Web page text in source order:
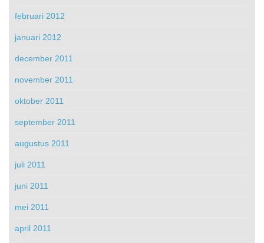
februari 2012
januari 2012
december 2011
november 2011
oktober 2011
september 2011
augustus 2011
juli 2011
juni 2011
mei 2011
april 2011